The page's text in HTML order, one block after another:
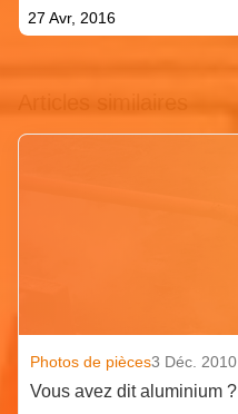
27 Avr, 2016
Articles similaires
Photos de pièces3 Déc. 2010
Vous avez dit aluminium ?